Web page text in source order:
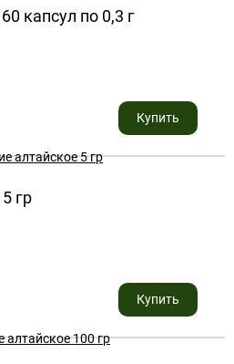
капсул по 0,3 г
желчь бурого медведя – 0,1 г;
Купить
гр
чистое цельное алтайское
Купить